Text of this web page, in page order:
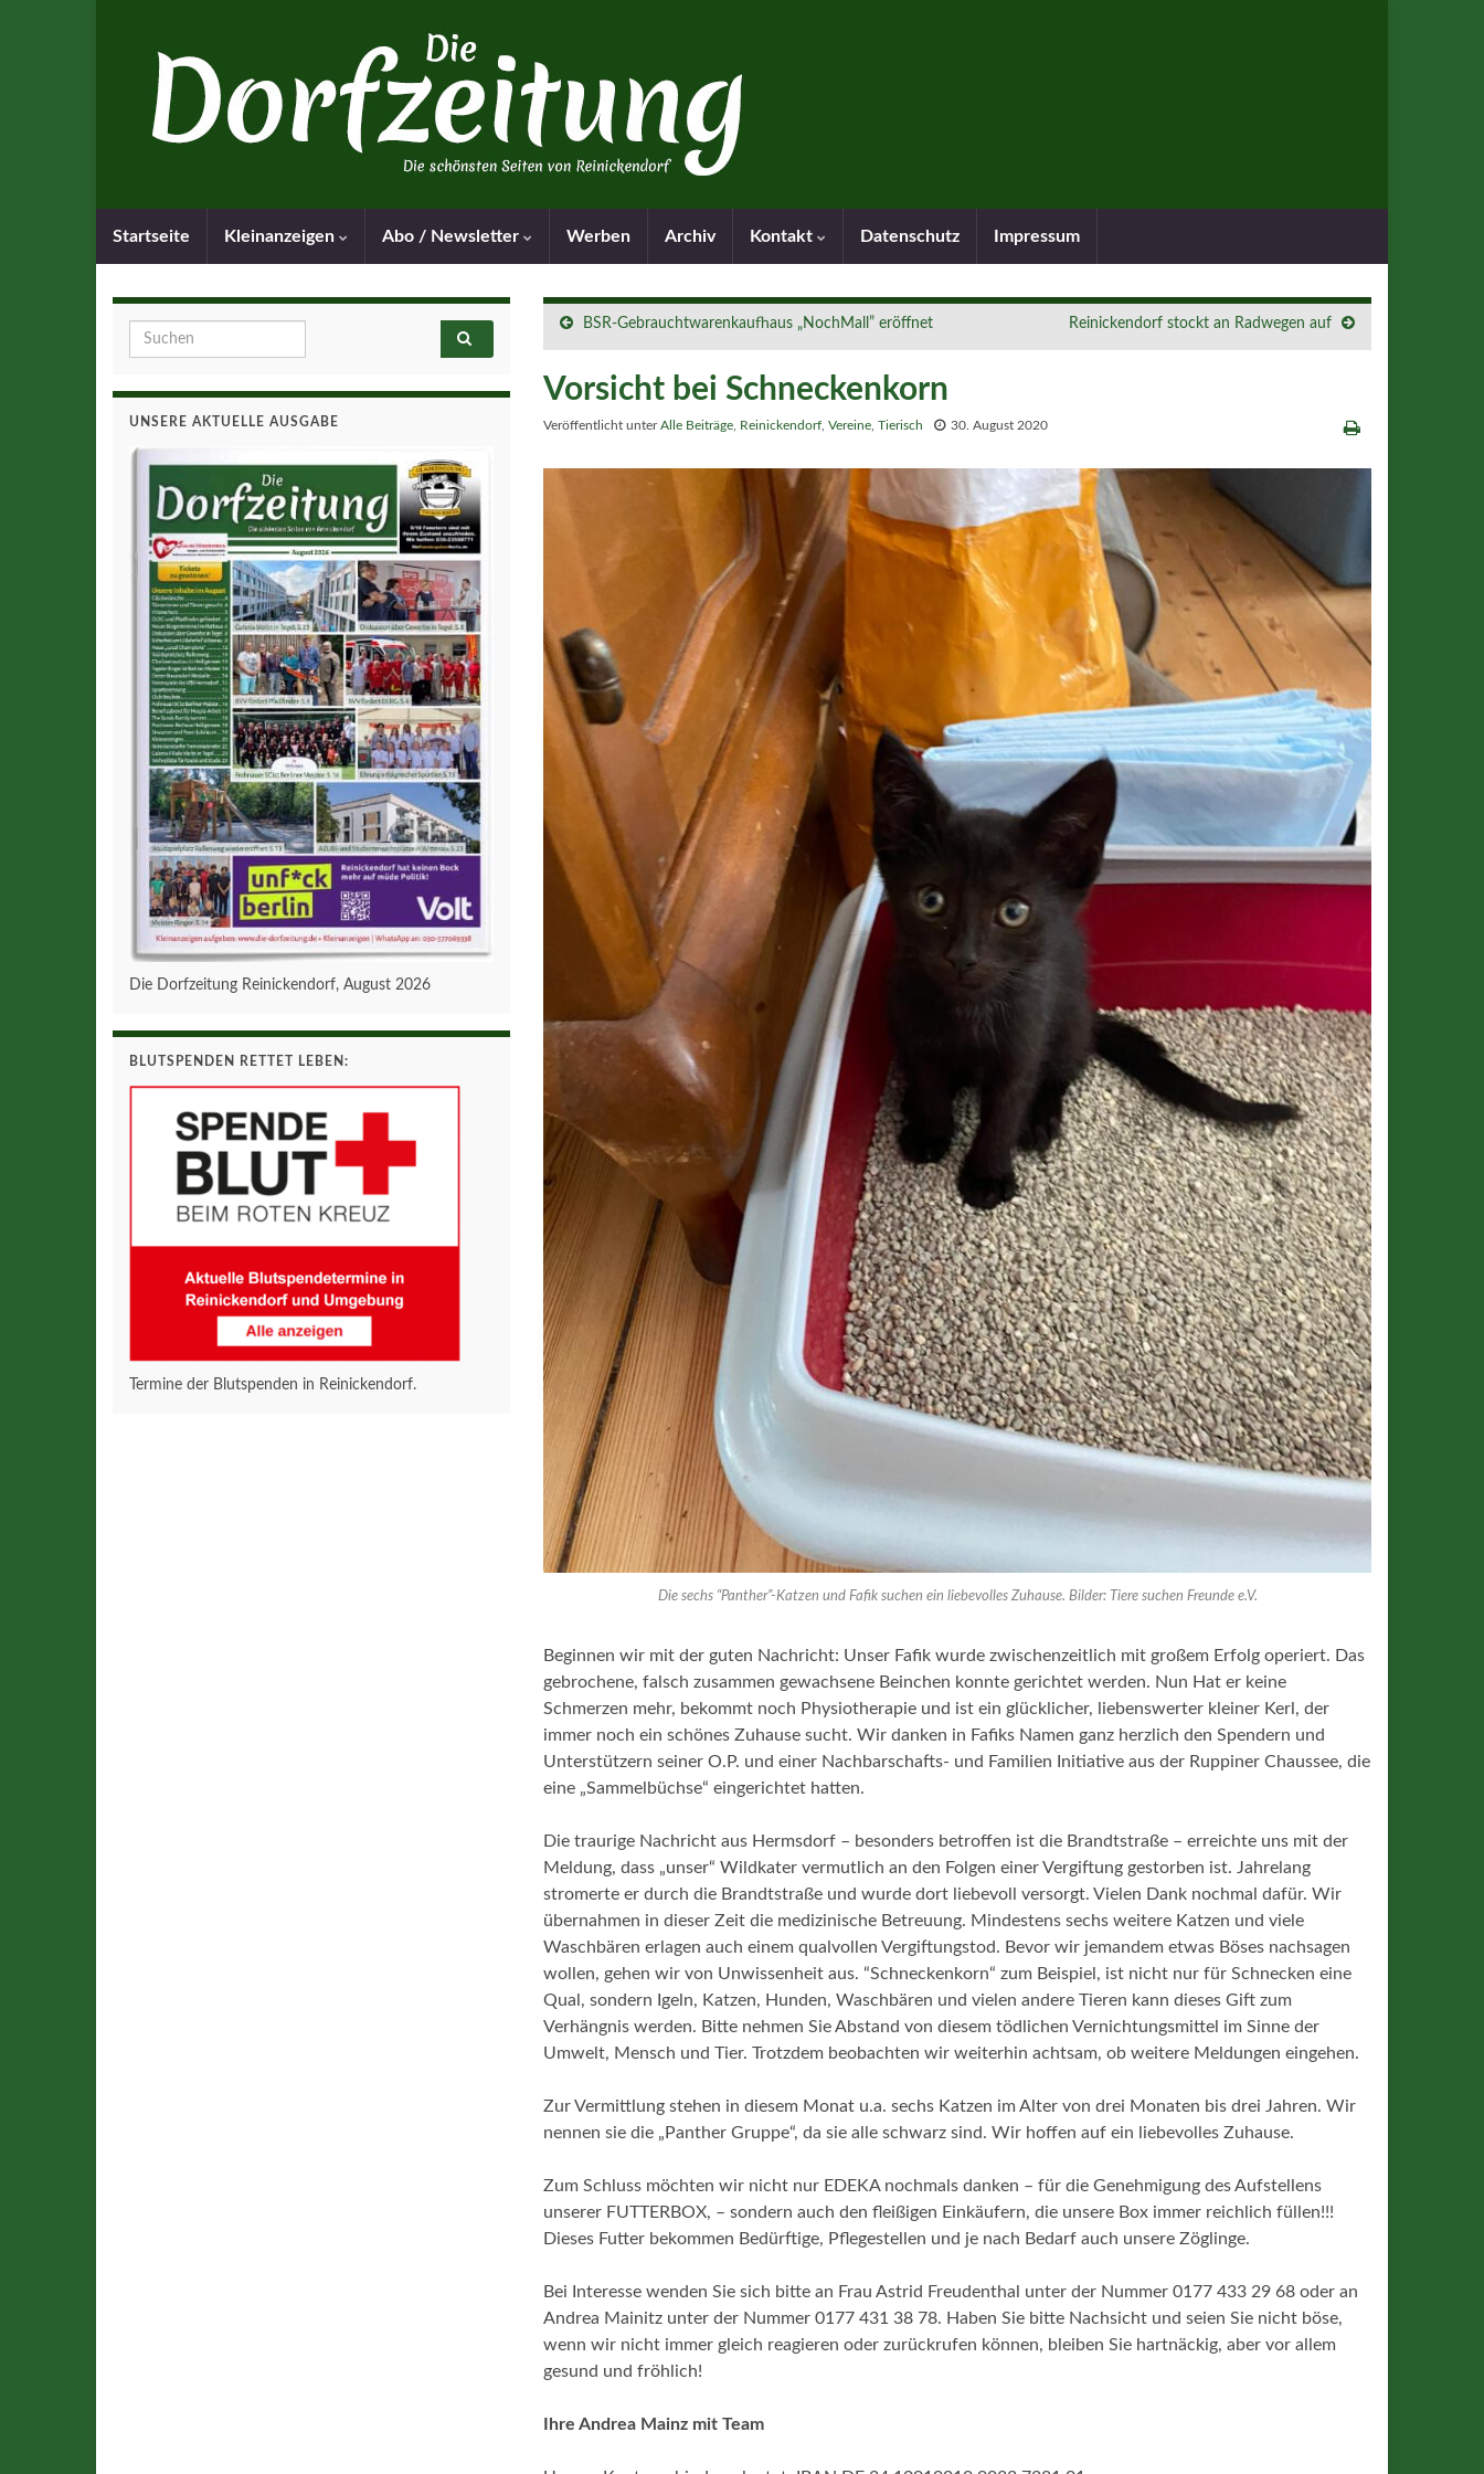
Startseite Kleinanzeigen Abo / Newsletter Werben Archiv Kontakt Datenschutz Impressum
BSR-Gebrauchtwarenkaufhaus „NochMall” eröffnet Reinickendorf stockt an Radwegen auf
Vorsicht bei Schneckenkorn
Veröffentlicht unterAlle Beiträge Reinickendorf Vereine Tierisch 30. August 2020
Die sechs “Panther”-Katzen und Fafik suchen ein liebevolles Zuhause. Bilder: Tiere suchen Freunde e.V.
Beginnen wir mit der guten Nachricht: Unser Fafik wurde zwischenzeitlich mit großem Erfolg operiert. Das
gebrochene, falsch zusammen gewachsene Beinchen konnte gerichtet werden. Nun Hat er keine
Schmerzen mehr, bekommt noch Physiotherapie und ist ein glücklicher, liebenswerter kleiner Kerl, der
immer noch ein schönes Zuhause sucht. Wir danken in Fafiks Namen ganz herzlich den Spendern und
Unterstützern seiner O.P. und einer Nachbarschafts- und Familien Initiative aus der Ruppiner Chaussee, die
eine „Sammelbüchse“ eingerichtet hatten.
Die traurige Nachricht aus Hermsdorf – besonders betroffen ist die Brandtstraße – erreichte uns mit der
Meldung, dass „unser“ Wildkater vermutlich an den Folgen einer Vergiftung gestorben ist. Jahrelang
stromerte er durch die Brandtstraße und wurde dort liebevoll versorgt. Vielen Dank nochmal dafür. Wir
übernahmen in dieser Zeit die medizinische Betreuung. Mindestens sechs weitere Katzen und viele
Waschbären erlagen auch einem qualvollen Vergiftungstod. Bevor wir jemandem etwas Böses nachsagen
wollen, gehen wir von Unwissenheit aus. “Schneckenkorn“ zum Beispiel, ist nicht nur für Schnecken eine
Qual, sondern Igeln, Katzen, Hunden, Waschbären und vielen andere Tieren kann dieses Gift zum
Verhängnis werden. Bitte nehmen Sie Abstand von diesem tödlichen Vernichtungsmittel im Sinne der
Umwelt, Mensch und Tier. Trotzdem beobachten wir weiterhin achtsam, ob weitere Meldungen eingehen.
Zur Vermittlung stehen in diesem Monat u.a. sechs Katzen im Alter von drei Monaten bis drei Jahren. Wir
nennen sie die „Panther Gruppe“, da sie alle schwarz sind. Wir hoffen auf ein liebevolles Zuhause.
Zum Schluss möchten wir nicht nur EDEKA nochmals danken – für die Genehmigung des Aufstellens
unserer FUTTERBOX, – sondern auch den fleißigen Einkäufern, die unsere Box immer reichlich füllen!!!
Dieses Futter bekommen Bedürftige, Pflegestellen und je nach Bedarf auch unsere Zöglinge.
Bei Interesse wenden Sie sich bitte an Frau Astrid Freudenthal unter der Nummer 0177 433 29 68 oder an
Andrea Mainitz unter der Nummer 0177 431 38 78. Haben Sie bitte Nachsicht und seien Sie nicht böse,
wenn wir nicht immer gleich reagieren oder zurückrufen können, bleiben Sie hartnäckig, aber vor allem
gesund und fröhlich!
Ihre Andrea Mainz mit Team
Search for:
UNSERE AKTUELLE AUSGABE
Die Dorfzeitung Reinickendorf, August 2026
BLUTSPENDEN RETTET LEBEN:
Termine der Blutspenden in Reinickendorf.